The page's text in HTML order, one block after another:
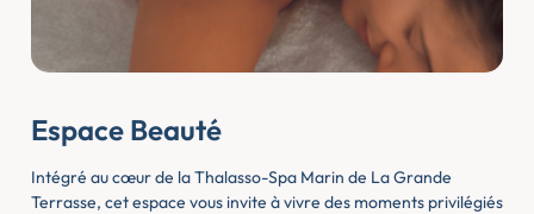
Espace Beauté
Intégré au cœur de la Thalasso-Spa Marin de La Grande
Terrasse, cet espace vous invite à vivre des moments privilégiés